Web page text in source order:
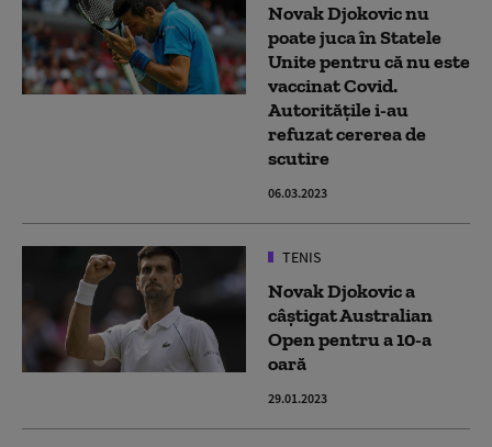
Novak Djokovic nu
poate juca în Statele
Unite pentru că nu este
vaccinat Covid.
Autoritățile i-au
refuzat cererea de
scutire
06.03.2023
TENIS
Novak Djokovic a
câştigat Australian
Open pentru a 10-a
oară
29.01.2023